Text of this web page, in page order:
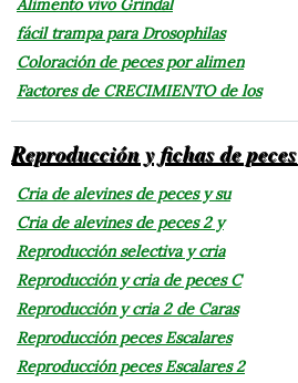
Alimento vivo Grindal
fácil trampa para Drosophilas
Coloración de peces por alimen
Factores de CRECIMIENTO de los
Reproducción y fichas de peces
Cria de alevines de peces y su
Cria de alevines de peces 2 y
Reproducción selectiva y cria
Reproducción y cria de peces C
Reproducción y cria 2 de Caras
Reproducción peces Escalares
Reproducción peces Escalares 2